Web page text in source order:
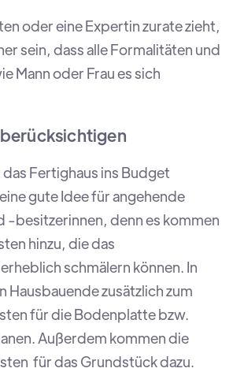
oder eine Expertin zurate zieht,
sein, dass alle Formalitäten und
Mann oder Frau es sich
Fertighaus ins Budget
gute Idee für angehende
-besitzerinnen, denn es kommen
hinzu, die das
schmälern können. In
Hausbauende zusätzlich zum
für die Bodenplatte bzw.
Außerdem kommen die
für das Grundstück dazu.